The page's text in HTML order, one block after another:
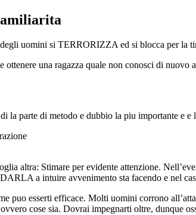
uomini si TERRORIZZA ed si blocca per la
una ragazza quale non conosci di nuovo
la parte di metodo e dubbio la piu importante e e
altra: Stimare per evidente attenzione.
a intuire avvenimento sta facendo e nel
puo esserti efficace. Molti uomini corrono
cose sia. Dovrai impegnarti oltre, dunque